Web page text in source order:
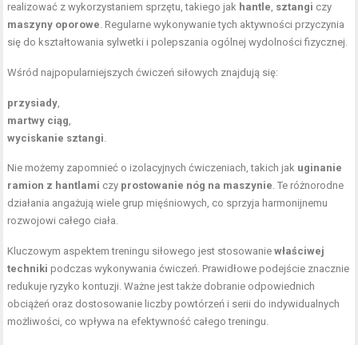
realizować z wykorzystaniem sprzętu, takiego jak hantle, sztangi czy
maszyny oporowe. Regularne wykonywanie tych aktywności przyczynia
się do kształtowania sylwetki i polepszania ogólnej wydolności fizycznej.
Wśród najpopularniejszych ćwiczeń siłowych znajdują się:
przysiady,
martwy ciąg,
wyciskanie sztangi.
Nie możemy zapomnieć o izolacyjnych ćwiczeniach, takich jak uginanie
ramion z hantlami czy prostowanie nóg na maszynie. Te różnorodne
działania angażują wiele grup mięśniowych, co sprzyja harmonijnemu
rozwojowi całego ciała.
Kluczowym aspektem treningu siłowego jest stosowaniewłaściwej
techniki podczas wykonywania ćwiczeń. Prawidłowe podejście znacznie
redukuje ryzyko kontuzji. Ważne jest także dobranie odpowiednich
obciążeń oraz dostosowanie liczby powtórzeń i serii do indywidualnych
możliwości, co wpływa na efektywność całego treningu.